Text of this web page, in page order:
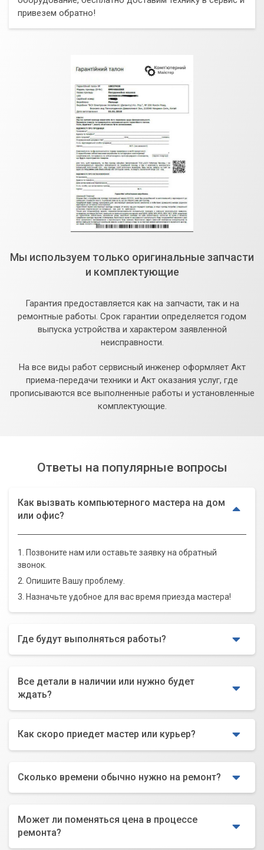
привезем обратно!
Мы используем только оригинальные запчасти
и комплектующие
Гарантия предоставляется как на запчасти, так и на
ремонтные работы. Срок гарантии определяется годом
выпуска устройства и характером заявленной
неисправности.
На все виды работ сервисный инженер оформляет Акт
приема-передачи техники и Акт оказания услуг, где
прописываются все выполненные работы и установленные
комплектующие.
Ответы на популярные вопросы
Как вызвать компьютерного мастера на дом
или офис?
1. Позвоните нам или оставьте заявку на обратный
звонок.
2. Опишите Вашу проблему.
3. Назначьте удобное для вас время приезда мастера!
Где будут выполняться работы?
Все детали в наличии или нужно будет
ждать?
Как скоро приедет мастер или курьер?
Сколько времени обычно нужно на ремонт?
Может ли поменяться цена в процессе
ремонта?